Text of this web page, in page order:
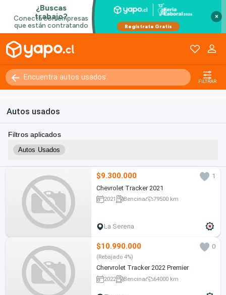
×
FILTRAR
Autos usados
Filtros aplicados
Autos Usados
$9.300.000
1
Chevrolet Tracker 2021
2021 Bencina 79500 km
La Serena
$10.990.000 0
(Rebajado 4%)
Chervrolet Tracker 2022 Premier
2022 Bencina 64000 km